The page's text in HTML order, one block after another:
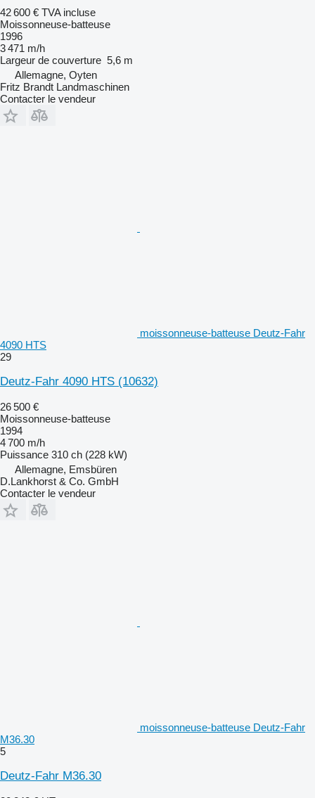
42 600 € TVA incluse
Moissonneuse-batteuse
1996
3 471 m/h
Largeur de couverture 5,6 m
Allemagne, Oyten
Fritz Brandt Landmaschinen
Contacter le vendeur
moissonneuse-batteuse Deutz-Fahr
4090 HTS
29
Deutz-Fahr 4090 HTS (10632)
26 500 €
Moissonneuse-batteuse
1994
4 700 m/h
Puissance 310 ch (228 kW)
Allemagne, Emsbüren
D.Lankhorst & Co. GmbH
Contacter le vendeur
moissonneuse-batteuse Deutz-Fahr
M36.30
5
Deutz-Fahr M36.30